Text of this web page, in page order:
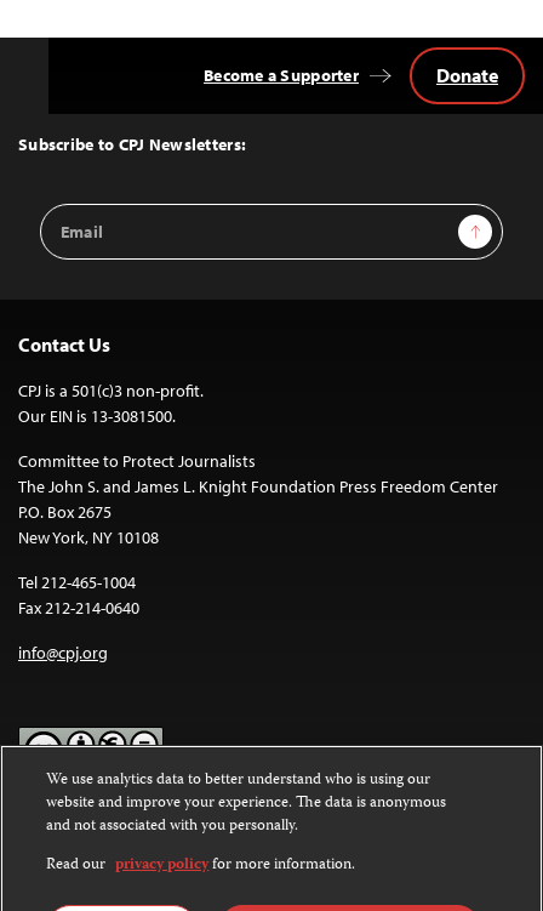
Top
Subscribe to CPJ Newsletters:
Email
Address
Sign Up
Become a Supporter Donate
Contact Us
CPJ is a 501(c)3 non-profit.
Our EIN is 13-3081500.
Committee to Protect Journalists
The John S. and James L. Knight Foundation Press Freedom Center
P.O. Box 2675
New York, NY 10108
Tel 212-465-1004
Fax 212-214-0640
info@cpj.org
Except where noted, text on this website is licensed under a
Commons Attribution-NonCommercial-NoDerivatives 4.0
International License.
Images and other media are not covered by the Creative Commons
We use analytics data to better understand who is using our
website and improve your experience. The data is anonymous
and not associated with you personally.
Read our privacy policyfor more information.